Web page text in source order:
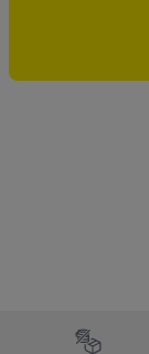
Footerelement